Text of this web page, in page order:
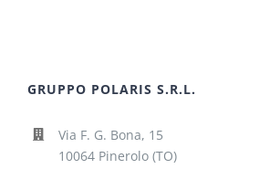
GRUPPO POLARIS S.R.L.
Via F. G. Bona, 15
10064 Pinerolo (TO)